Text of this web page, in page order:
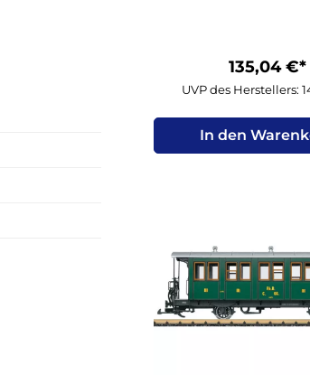
135,04 €*
UVP des Herstellers:
In den